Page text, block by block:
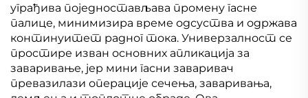
уграђива поједностављава промену гасне
палице, минимизира време одсуства и одржава
континуитет радног тока. Универзалност се
простире изван основних апликација за
заваривање, јер мини гасни заваривач
превазилази операције сечења, заваривања,